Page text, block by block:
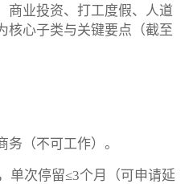
商业投资、打工度假、人道
核心子类与关键要点（截至
务（不可工作）。
单次停留≤3个月（可申请延